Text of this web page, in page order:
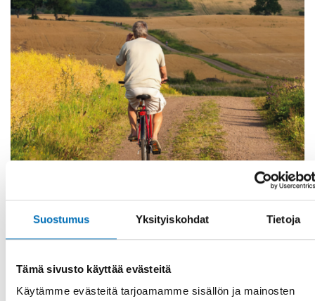
Suostumus Yksityiskohdat Tietoja
Tämä sivusto käyttää evästeitä
Käytämme evästeitä tarjoamamme sisällön ja mainosten
Dementia prevention in the Nordics
The expected increase in the number of people